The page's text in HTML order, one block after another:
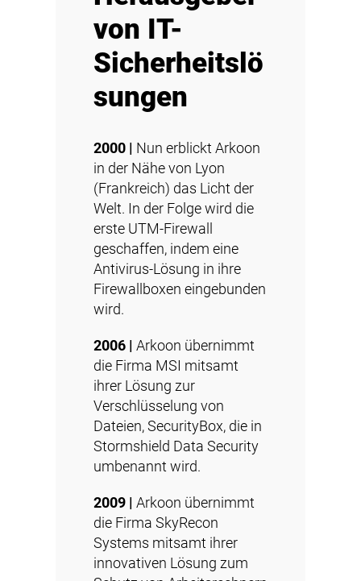
von IT-
Sicherheitslö
sungen
2000 | Nun erblickt Arkoon
in der Nähe von Lyon
(Frankreich) das Licht der
Welt. In der Folge wird die
erste UTM-Firewall
geschaffen, indem eine
Antivirus-Lösung in ihre
Firewallboxen eingebunden
wird.
2006 | Arkoon übernimmt
die Firma MSI mitsamt
ihrer Lösung zur
Verschlüsselung von
Dateien, SecurityBox, die in
Stormshield Data Security
umbenannt wird.
2009 | Arkoon übernimmt
die Firma SkyRecon
Systems mitsamt ihrer
innovativen Lösung zum